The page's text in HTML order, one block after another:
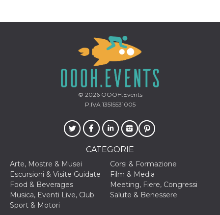
© 2026OOOH.Events
P.IVA 13515531005
CATEGORIE
Arte, Mostre & Musei
Corsi & Formazione
Escursioni & Visite Guidate
Film & Media
Food & Beverages
Meeting, Fiere, Congressi
Musica, Eventi Live, Club
Salute & Benessere
Sport & Motori